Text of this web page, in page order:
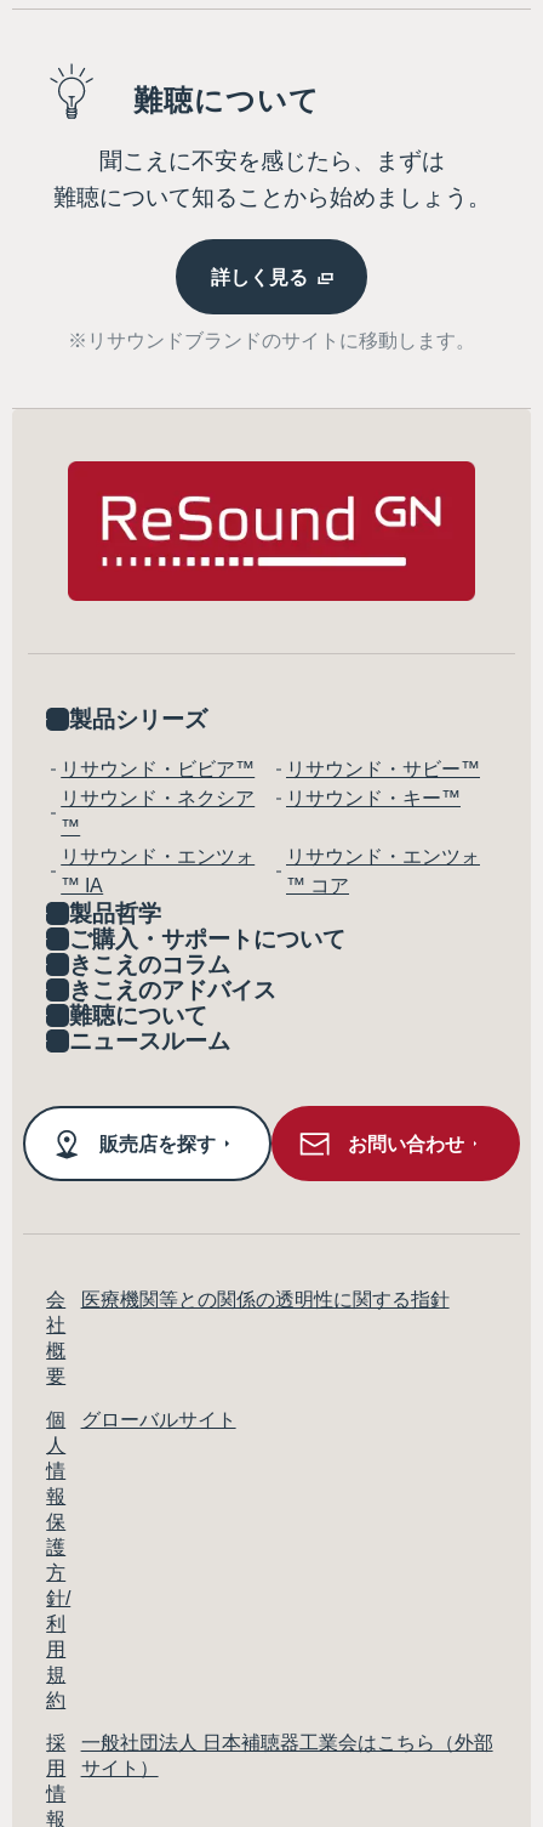
難聴について
聞こえに不安を感じたら、まずは
難聴について知ることから始めましょう。
詳しく見る
※リサウンドブランドのサイトに移動します。
製品シリーズ
リサウンド・ビビア™
リサウンド・サビー™
リサウンド・ネクシア
™
リサウンド・キー™
リサウンド・エンツォ
™ IA
リサウンド・エンツォ
™ コア
製品哲学
ご購入・サポートについて
きこえのコラム
きこえのアドバイス
難聴について
ニュースルーム
販売店を探す お問い合わせ
会
社
概
要
医療機関等との関係の透明性に関する指針
個
人
情
報
保
護
方
針/
利
用
規
約
グローバルサイト
採
用
情
報
一般社団法人 日本補聴器工業会はこちら（外部
サイト）